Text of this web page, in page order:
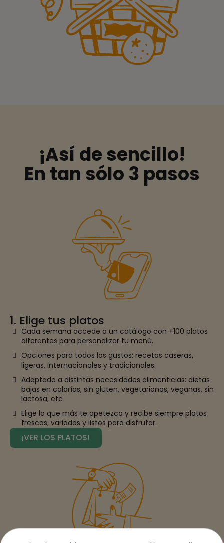
¡Así de sencillo!
En tan sólo 3 pasos
1. Elige tus platos
Cada semana accede a un catálogo con +100 platos
diferentes para personalizar tu menú.
Opciones para todos los gustos: recetas caseras,
ligeras, internacionales y tradicionales.
Adaptado a distintas necesidades alimenticias: dietas
bajas en calorías, sin gluten, vegetarianas, veganas, sin
lactosa, etc
Elige lo que más te apetezca y recibe siempre platos
frescos, variados y listos para disfrutar.
¡VER LOS PLATOS!